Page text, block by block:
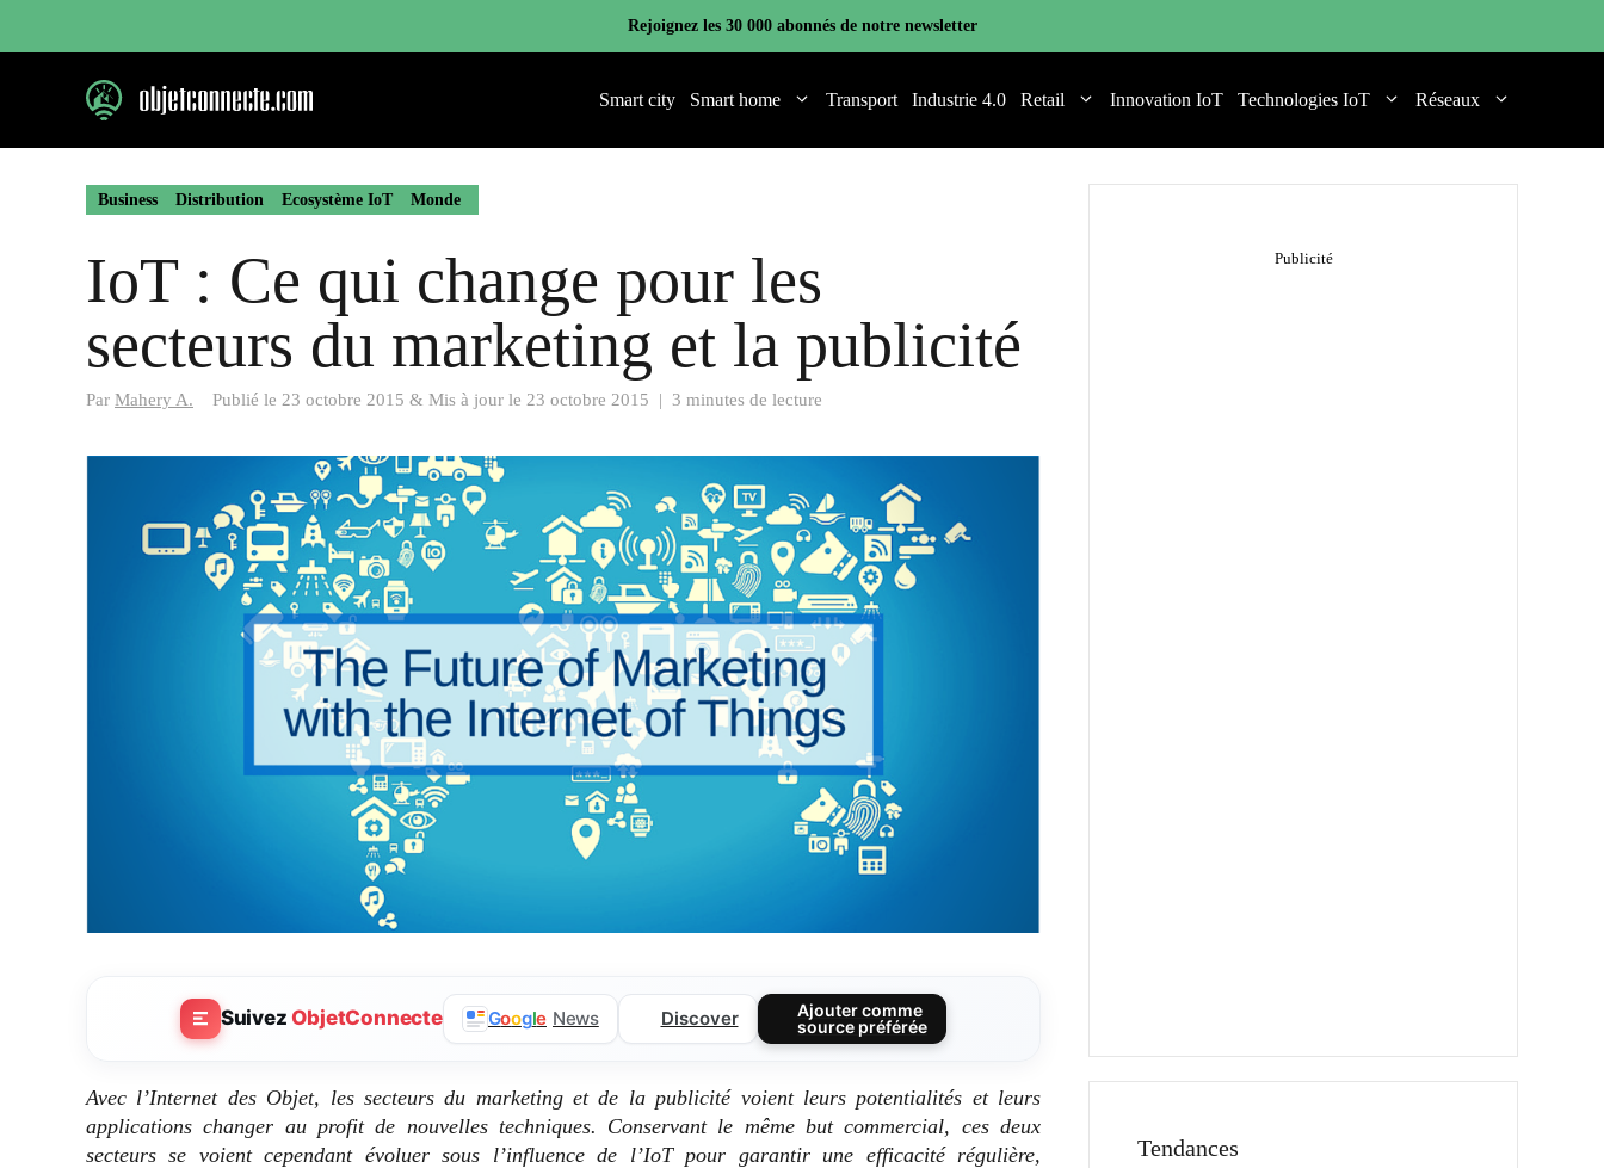
Rejoignez les 30 000 abonnés de notre newsletter
Smart city Smart home Transport Industrie 4.0 Retail Innovation IoT Technologies IoT Réseaux
Business Distribution Ecosystème IoT Monde
IoT : Ce qui change pour les
secteurs du marketing et la publicité
Par Mahery A. Publié le 23 octobre 2015 & Mis à jour le 23 octobre 2015 | 3 minutes de lecture
SuivezObjetConnecte Google News Discover
Ajouter comme
source préférée
Avec l’Internet des Objet, les secteurs du marketing et de la publicité voient leurs potentialités et leurs
applications changer au profit de nouvelles techniques. Conservant le même but commercial, ces deux
secteurs se voient cependant évoluer sous l’influence de l’IoT pour garantir une efficacité régulière,
Tendances